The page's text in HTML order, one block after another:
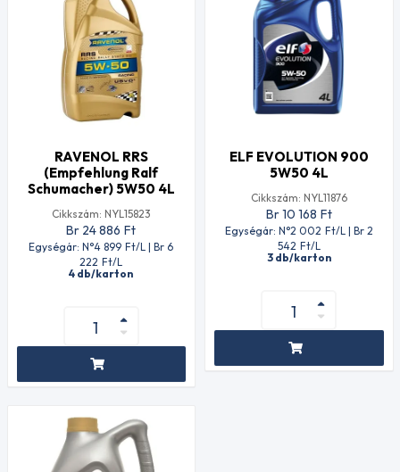
RAVENOL RRS
(Empfehlung Ralf
Schumacher) 5W50 4L
Cikkszám: NYL15823
Br 24 886 Ft
Egységár: N°4 899 Ft/L | Br 6
222 Ft/L
4 db/karton
ELF EVOLUTION 900
5W50 4L
Cikkszám: NYL11876
Br 10 168 Ft
Egységár: N°2 002 Ft/L | Br 2
542 Ft/L
3 db/karton